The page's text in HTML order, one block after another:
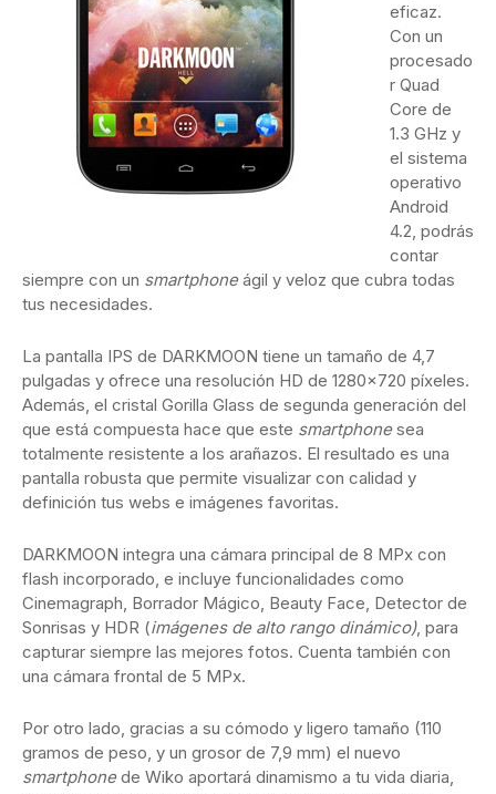
eficaz.
Con un
procesado
r Quad
Core de
1.3 GHz y
el sistema
operativo
Android
4.2, podrás
contar
siempre con un smartphoneágil y veloz que cubra todas
tus necesidades.
La pantalla IPS de DARKMOON tiene un tamaño de 4,7
pulgadas y ofrece una resolución HD de 1280×720 píxeles.
Además, el cristal Gorilla Glass de segunda generación del
que está compuesta hace que este smartphonesea
totalmente resistente a los arañazos. El resultado es una
pantalla robusta que permite visualizar con calidad y
definición tus webs e imágenes favoritas.
DARKMOON integra una cámara principal de 8 MPx con
flash incorporado, e incluye funcionalidades como
Cinemagraph, Borrador Mágico, Beauty Face, Detector de
Sonrisas y HDR (imágenes de alto rango dinámico), para
capturar siempre las mejores fotos. Cuenta también con
una cámara frontal de 5 MPx.
Por otro lado, gracias a su cómodo y ligero tamaño (110
gramos de peso, y un grosor de 7,9 mm) el nuevo
smartphonede Wiko aportará dinamismo a tu vida diaria,